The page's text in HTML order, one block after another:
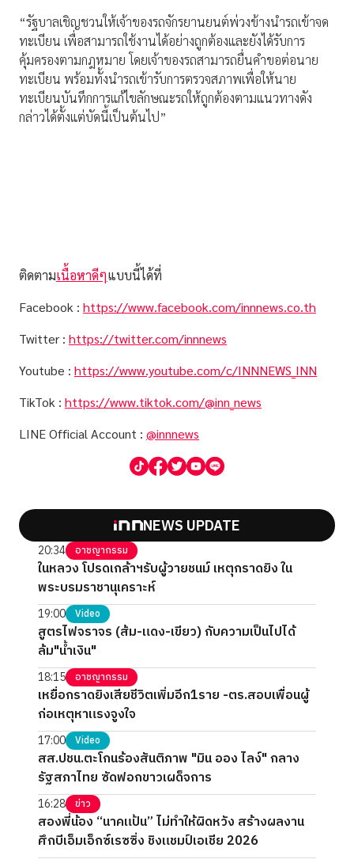
“รัฐบาลเชิญชวนให้เจ้าของรถจักรยานยนต์พ่วงข้างนำรถเข้าจด
ทะเบียน เพื่อสามารถใช้งานได้อย่างถูกต้องและยังได้รับการ
คุ้มครองตามกฎหมาย โดยเจ้าของรถสามารถยื่นคำขอต่อนาย
ทะเบียน พร้อมทั้งนำรถเข้ารับการตรวจสภาพเพื่อให้นาย
ทะเบียนบันทึกการแก้ไขลักษณะรถให้ถูกต้องตามแนวทางดัง
กล่าวได้ตั้งแต่บัดนี้เป็นต้นไป”
ติดตามเนื้อหาดีๆแบบนี้ได้ที่
Facebook : https://www.facebook.com/innnews.co.th
Twitter : https://twitter.com/innnews
Youtube : https://www.youtube.com/c/INNNEWS_INN
TikTok : https://www.tiktok.com/@inn_news
LINE Official Account : @innnews
NEWS UPDATE
20:34 อาชญากรรม
ในหลวง โปรดเกล้าฯรับผู้วายชนม์ เหตุกราดยิง ใน
พระบรมราชานุเคราะห์
19:00 Video
สูตรไฟจราจร (ส้ม-แดง-เขียว) กับความเป็นไปได้
ล้ม"น้ำเงิน"
18:15 อาชญากรรม
เหยื่อกราดยิงเสียชีวิตเพิ่มอีก1ราย -ตร.สอบเพื่อนผู้
ก่อเหตุหาแรงจูงใจ
17:00 Video
สส.ปชน.ตะโกนร้องสันติภาพ "มิน ออง ไลง์" กลาง
รัฐสภาไทย ซัดฟอกขาวเผด็จการ
16:28 ข่าว
สองพี่น้อง “นาคแป้น” ไม่ทำให้ผิดหวัง สร้างผลงาน
ศึกบีเอ็มเอ็กซ์เรซซิ่ง ชิงแชมป์เอเชีย 2026